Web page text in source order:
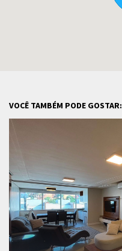
VOCÊ TAMBÉM PODE GOSTAR: